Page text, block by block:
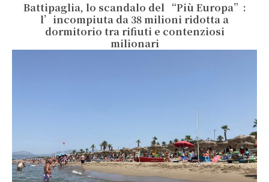
Battipaglia, lo scandalo del “Più Europa”:
l’incompiuta da 38 milioni ridotta a
dormitorio tra rifiuti e contenziosi
milionari